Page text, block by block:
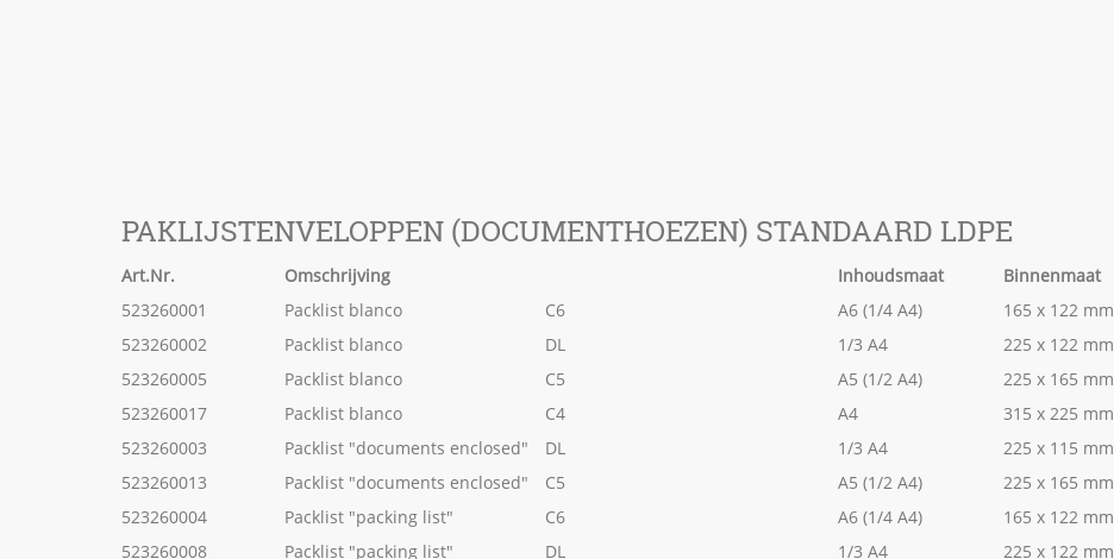
PAKLIJSTENVELOPPEN (DOCUMENTHOEZEN) STANDAARD LDPE
Art.Nr. Omschrijving Inhoudsmaat Binnenmaat
523260001
Packlist blanco C6 A6 (1/4 A4) 165 x 122 mm
523260002
Packlist blanco DL 1/3 A4 225 x 122 mm
523260005
Packlist blanco C5 A5 (1/2 A4) 225 x 165 mm
523260017
Packlist blanco C4 A4 315 x 225 mm
523260003
Packlist "documents enclosed" DL 1/3 A4 225 x 115 mm
523260013
Packlist "documents enclosed" C5 A5 (1/2 A4) 225 x 165 mm
523260004
Packlist "packing list" C6 A6 (1/4 A4) 165 x 122 mm
523260008
Packlist "packing list" DL 1/3 A4 225 x 122 mm